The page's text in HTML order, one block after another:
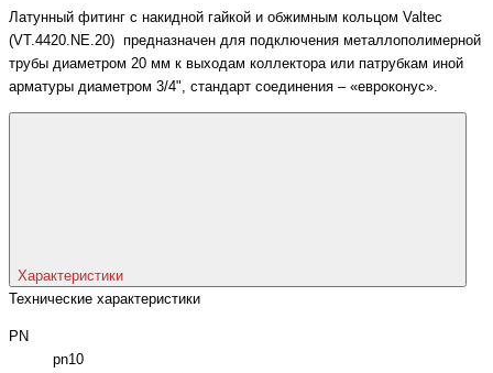
Латунный фитинг с накидной гайкой и обжимным кольцом Valtec
(VT.4420.NE.20) предназначен для подключения металлополимерной
трубы диаметром 20 мм к выходам коллектора или патрубкам иной
арматуры диаметром 3/4", стандарт соединения – «евроконус».
Характеристики
Технические характеристики
PN
pn10